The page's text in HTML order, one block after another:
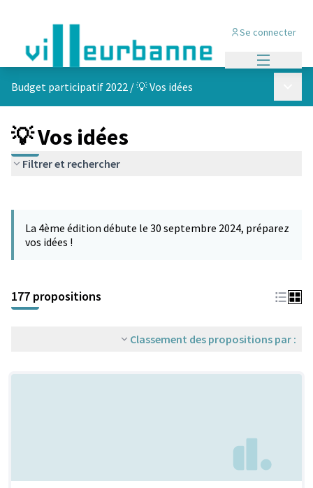
Se connecter
Budget participatif 2022 /💡 Vos idées
💡 Vos idées
Filtrer et rechercher
−
La 4ème édition débute le 30 septembre 2024, préparez
vos idées !
177 propositions
Classement des propositions par :